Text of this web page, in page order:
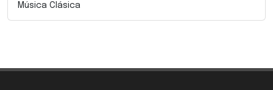
Música Clásica